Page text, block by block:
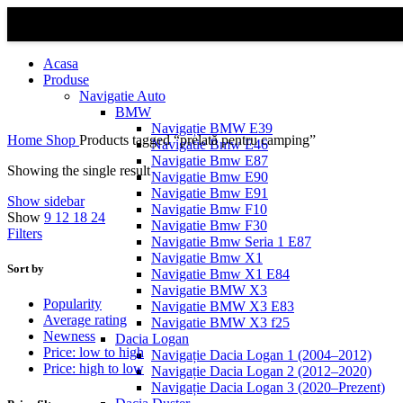
Acasa
Produse
Navigatie Auto
BMW
Navigație BMW E39
Navigatie Bmw E46
Navigatie Bmw E87
Navigatie Bmw E90
Navigatie Bmw E91
Navigatie Bmw F10
Navigatie Bmw F30
Navigatie Bmw Seria 1 E87
Navigatie Bmw X1
Navigatie Bmw X1 E84
Navigatie BMW X3
Navigatie BMW X3 E83
Navigatie BMW X3 f25
Dacia Logan
Navigație Dacia Logan 1 (2004–2012)
Navigație Dacia Logan 2 (2012–2020)
Navigație Dacia Logan 3 (2020–Prezent)
Home Shop Products tagged “prelată pentru camping”
Showing the single result
Show sidebar
Show 9 12 18 24
Filters
Sort by
Popularity
Average rating
Newness
Price: low to high
Price: high to low